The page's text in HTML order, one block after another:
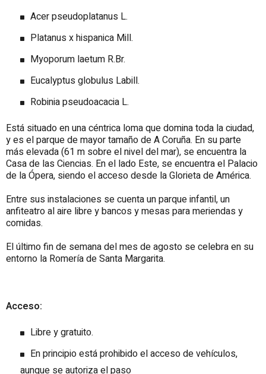
Acer pseudoplatanus L.
Platanus x hispanica Mill.
Myoporum laetum R.Br.
Eucalyptus globulus Labill.
Robinia pseudoacacia L.
Está situado en una céntrica loma que domina toda la ciudad,
y es el parque de mayor tamaño de A Coruña. En su parte
más elevada (61 m sobre el nivel del mar), se encuentra la
Casa de las Ciencias. En el lado Este, se encuentra el Palacio
de la Ópera, siendo el acceso desde la Glorieta de América.
Entre sus instalaciones se cuenta un parque infantil, un
anfiteatro al aire libre y bancos y mesas para meriendas y
comidas.
El último fin de semana del mes de agosto se celebra en su
entorno la Romería de Santa Margarita.
Acceso:
Libre y gratuito.
En principio está prohibido el acceso de vehículos,
aunque se autoriza el paso